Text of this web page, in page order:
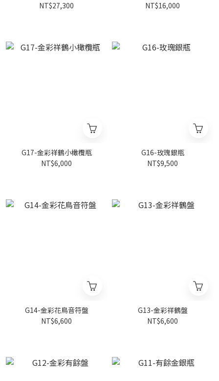
NT$27,300
NT$16,000
G17-金彩祥鶴小橄欖瓶
NT$6,000
G16-玫瑰銀瓶
NT$9,500
G14-金彩花鳥音符盤
NT$6,600
G13-金彩祥鶴盤
NT$6,600